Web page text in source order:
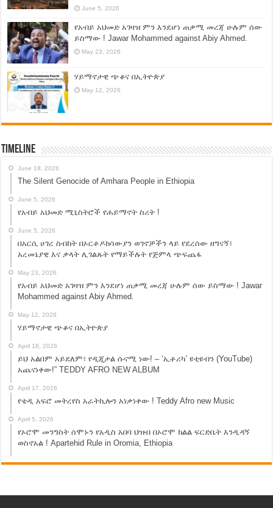
June 5, 2026
የአብይ አህመድ አገዛዝ ምን እንደሆነ ጠቃሚ መረጃ ሁሉም ሰው
ይስማው ! Jawar Mohammed against Abiy Ahmed.
May 23, 2026
ሃይማኖታዊ ጭቆና በኢትዮጵያ
May 12, 2026
Timeline
June 18, 2026
The Silent Genocide of Amhara People in Ethiopia
June 5, 2026
የአብይ አህመድ ሚኒስትሮች የሐይማኖት ስሪት !
June 5, 2026
በአርሲ ሀገረ ስብከት በኦርቶዶክሳውያን ወገኖቻችን ላይ የደረሰው ዘግናኝ፣
አረመኔያዊ እና ቃላት ሊገልጹት የማይችሉት የጅምላ ጭፍጨፋ
May 23, 2026
የአብይ አህመድ አገዛዝ ምን እንደሆነ ጠቃሚ መረጃ ሁሉም ሰው ይስማው ! Jawar
Mohammed against Abiy Ahmed.
May 12, 2026
ሃይማኖታዊ ጭቆና በኢትዮጵያ
April 18, 2026
ይህ አልበም አይደለም፣ የዲጂታል ሱናሚ ነው! – ‘ኢቶሪካ’ ዩቲዩብን (YouTube)
አጨናነቀው!” TEDDY AFRO NEW ALBUM
April 17, 2026
የቴዲ አፍሮ መትረየስ አራትኪሎን አነቃነቀው ! Teddy Afro new Music
April 5, 2026
የኦሮሞ መንግስት ሰሞኑን የአዲስ አበባ ህዝብ በኦሮሞ ክልል ፍርድቤት እንዲዳኝ
ወስኖአል ! Apartehid Rule in Oromia, Ethiopia